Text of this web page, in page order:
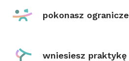
pokonasz
wniesiesz